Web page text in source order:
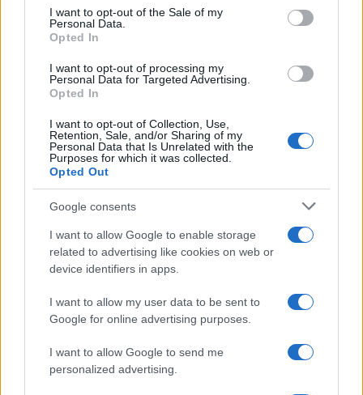
consent section.
I want to opt-out of the Sale of my
Personal Data.
Opted In
I want to opt-out of processing my
Personal Data for Targeted Advertising.
Opted In
I want to opt-out of Collection, Use,
Retention, Sale, and/or Sharing of my
Personal Data that Is Unrelated with the
Purposes for which it was collected.
Opted Out
Google consents
I want to allow Google to enable storage
related to advertising like cookies on web or
device identifiers in apps.
I want to allow my user data to be sent to
Google for online advertising purposes.
I want to allow Google to send me
personalized advertising.
LIFESTYLE